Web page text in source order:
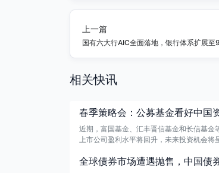
上一篇
国有六大行AIC全面落地，银行体系扩展至
相关快讯
春季策略会：公募基金看好中国
近期，富国基金、汇丰晋信基金和长信基
上市公司盈利水平将回升，未来投资机会将
全球债券市场遭遇抛售，中国债